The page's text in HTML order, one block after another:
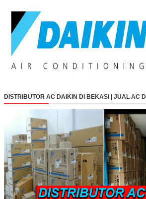
DISTRIBUTOR AC DAIKIN DI BEKASI | JUAL AC